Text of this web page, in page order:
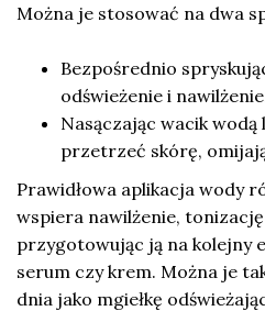
Można je stosować na dwa
Bezpośrednio
odświeżenie i
Nasączając wacik
przetrzeć skórę,
Prawidłowa aplikacja wody
wspiera nawilżenie,
przygotowując ją na kolejny
serum czy krem. Można je
dnia jako mgiełkę